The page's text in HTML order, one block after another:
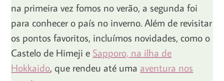
na primeira vez fomos no verão, a segunda foi
para conhecer o país no inverno. Além de revisitar
os pontos favoritos, incluímos novidades, como o
Castelo de Himeji e Sapporo, na ilha de
Hokkaido, que rendeu até umaaventura nos